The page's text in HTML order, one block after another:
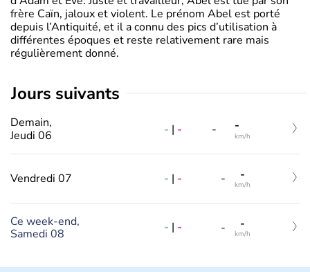
frère Caïn, jaloux et violent. Le prénom Abel est porté
depuis l’Antiquité, et il a connu des pics d’utilisation à
différentes époques et reste relativement rare mais
régulièrement donné.
jours suivants
Demain,
Jeudi 06
- | - - -
km/h
Vendredi 07 - | - - -
km/h
Ce week-end,
Samedi 08
- | - - -
km/h